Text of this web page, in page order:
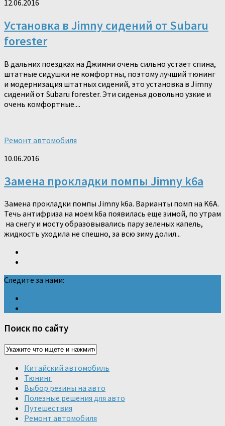
12.06.2016
Установка в Jimny сидений от Subaru
forester
В дальних поездках на Джимни очень сильно устает спина,
штатные сидушки не комфортны, поэтому лучший тюнинг
и модернизация штатных сидений, это установка в Jimny
сидений от Subaru forester. Эти сиденья довольно узкие и
очень комфортные....
Ремонт автомобиля
10.06.2016
Замена прокладки помпы Jimny k6a
Замена прокладки помпы Jimny k6a. Варианты помп на K6A.
Течь антифриза на моем k6a появилась еще зимой, по утрам
на снегу и мосту образовывались пару зеленых капель,
жидкость уходила не спешно, за всю зиму долил...
Следите за нами:
Поиск по сайту
Китайский автомобиль
Тюнинг
Выбор резины на авто
Полезные решения для авто
Путешествия
Ремонт автомобиля